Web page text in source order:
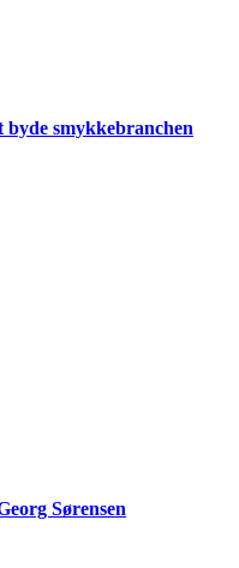
smykkebranchen
Sørensen